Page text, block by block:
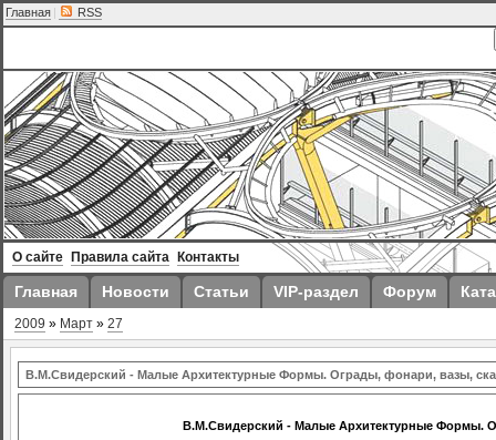
Главная | RSS
О сайте Правила сайта Контакты
Главная Новости Статьи VIP-раздел Форум
2009 » Март » 27
В.М.Свидерский - Малые Архитектурные Формы. Ограды, фонари, вазы,
В.М.Свидерский - Малые Архитектурные Формы.